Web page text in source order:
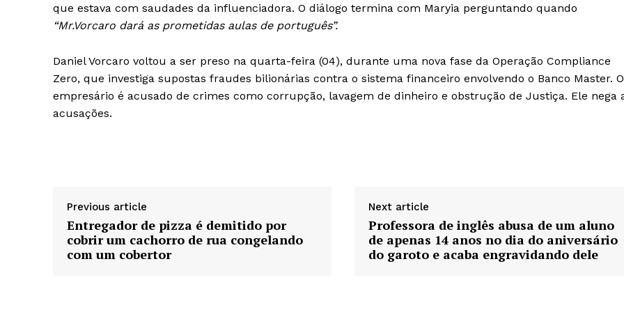
que estava com saudades da influenciadora. O diálogo termina com Maryia perguntando quando
“Mr.Vorcaro dará as prometidas aulas de português”.
Daniel Vorcaro voltou a ser preso na quarta-feira (04), durante uma nova fase da Operação Compliance
Zero, que investiga supostas fraudes bilionárias contra o sistema financeiro envolvendo o Banco Master. O
empresário é acusado de crimes como corrupção, lavagem de dinheiro e obstrução de Justiça. Ele nega
acusações.
Previous article
Entregador de pizza é demitido por
cobrir um cachorro de rua congelando
com um cobertor
Next article
Professora de inglês abusa de um aluno
de apenas 14 anos no dia do aniversário
do garoto e acaba engravidando dele